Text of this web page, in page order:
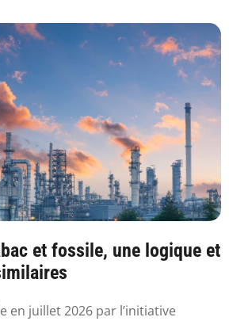
et fossile, une logique et
en juillet 2026 par l’initiative